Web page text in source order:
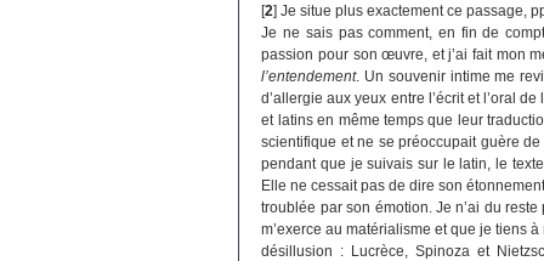
[2]Je situe plus exactement ce passage,
Je ne sais pas comment, en fin de
passion pour son œuvre, et j’ai fait mon
l’entendement. Un souvenir intime me
d’allergie aux yeux entre l’écrit et l’oral
et latins en même temps que leur
scientifique et ne se préoccupait guère
pendant que je suivais sur le latin, le
Elle ne cessait pas de dire son
troublée par son émotion. Je n’ai du
m’exerce au matérialisme et que je tiens
désillusion : Lucrèce, Spinoza et